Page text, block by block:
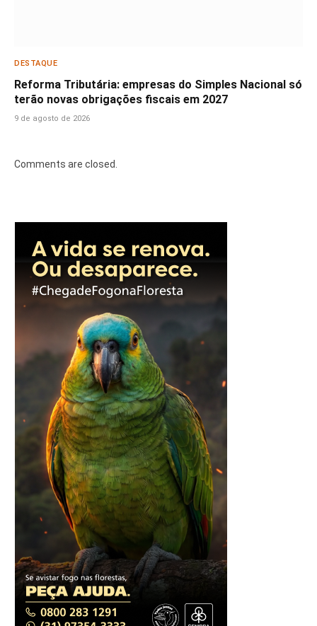
DESTAQUE
Reforma Tributária: empresas do Simples Nacional só
terão novas obrigações fiscais em 2027
9 de agosto de 2026
Comments are closed.